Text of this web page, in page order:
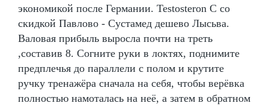
экономикой после Германии. Testosteron C со
скидкой Павлово - Сустамед дешево Лысьва.
Валовая прибыль выросла почти на треть
,составив 8. Согните руки в локтях, поднимите
предплечья до параллели с полом и крутите
ручку тренажёра сначала на себя, чтобы верёвка
полностью намоталась на неё, а затем в обратном